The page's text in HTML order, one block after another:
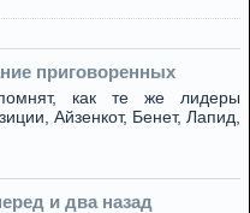
приговоренных
как те же лидеры
Айзенкот, Бенет, Лапид,
и два назад